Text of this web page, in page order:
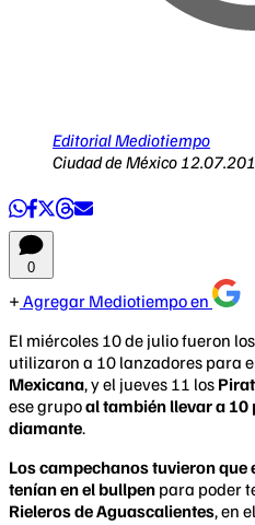
Editorial Mediotiempo
Ciudad de México
0
Agregar Mediotiempo en
El miércoles 10 de julio fueron los
utilizaron a 10 lanzadores para
Mexicana, y el jueves 11 los
ese grupoal también llevar a
diamante.
Los campechanos tuvieron que
tenían en el bullpen para poder
Rieleros de Aguascalientes, en